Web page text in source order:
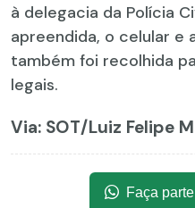
à delegacia da Polícia
apreendida, o celular e
também foi recolhida
legais.
Via: SOT/Luiz Felipe
Faça